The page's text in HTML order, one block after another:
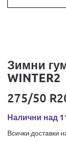
Зимни
WINTER2
275/50
Налични над
Всички доставки